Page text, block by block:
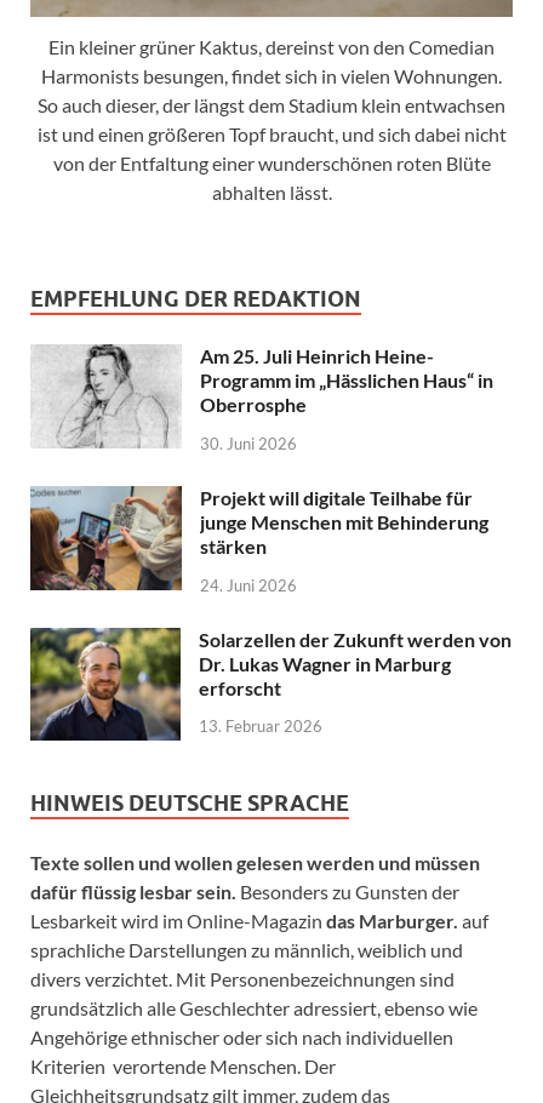
Ein kleiner grüner Kaktus, dereinst von den Comedian
Harmonists besungen, findet sich in vielen Wohnungen.
So auch dieser, der längst dem Stadium klein entwachsen
ist und einen größeren Topf braucht, und sich dabei nicht
von der Entfaltung einer wunderschönen roten Blüte
abhalten lässt.
EMPFEHLUNG DER REDAKTION
Am 25. Juli Heinrich Heine-
Programm im „Hässlichen Haus“ in
Oberrosphe
30. Juni 2026
Projekt will digitale Teilhabe für
junge Menschen mit Behinderung
stärken
24. Juni 2026
Solarzellen der Zukunft werden von
Dr. Lukas Wagner in Marburg
erforscht
13. Februar 2026
HINWEIS DEUTSCHE SPRACHE
Texte sollen und wollen gelesen werden und müssen
dafür flüssig lesbar sein. Besonders zu Gunsten der
Lesbarkeit wird im Online-Magazin das Marburger. auf
sprachliche Darstellungen zu männlich, weiblich und
divers verzichtet. Mit Personenbezeichnungen sind
grundsätzlich alle Geschlechter adressiert, ebenso wie
Angehörige ethnischer oder sich nach individuellen
Kriterien verortende Menschen. Der
Gleichheitsgrundsatz gilt immer, zudem das